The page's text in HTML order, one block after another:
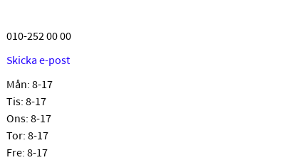
010-252 00 00
Skicka e-post
Mån: 8-17
Tis: 8-17
Ons: 8-17
Tor: 8-17
Fre: 8-17